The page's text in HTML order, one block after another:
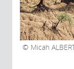
Micah